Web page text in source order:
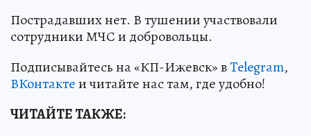
Пострадавших нет. В тушении участвовали
сотрудники МЧС и добровольцы.
Подписывайтесь на «КП-Ижевск» вTelegram,
ВКонтактеи читайте нас там, где удобно!
ЧИТАЙТЕ ТАКЖЕ: